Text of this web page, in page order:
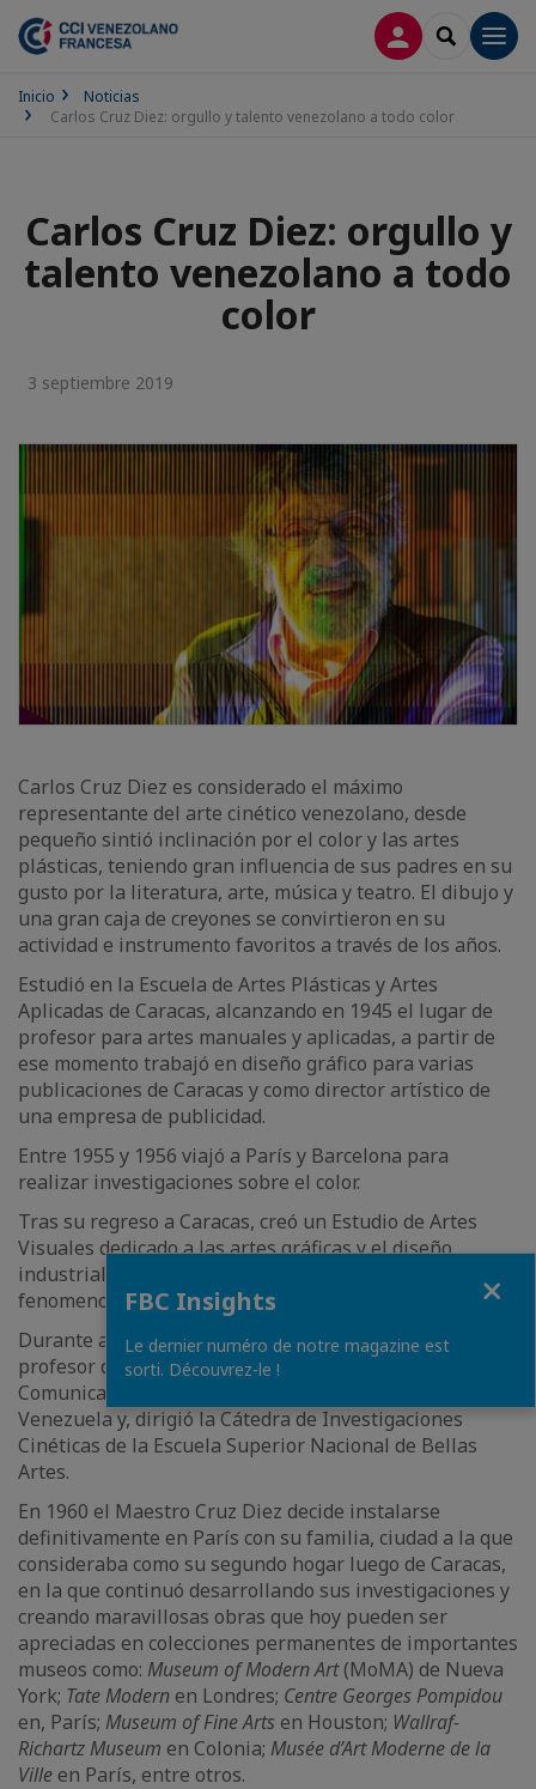
CONECTARSE
SEARCH
Inicio
Noticias
Carlos Cruz Diez: orgullo y talento venezolano a todo color
Carlos Cruz Diez: orgullo y
talento venezolano a todo
color
3 septiembre 2019
Carlos Cruz Diez es considerado el máximo
representante del arte cinético venezolano, desde
pequeño sintió inclinación por el color y las artes
plásticas, teniendo gran influencia de sus padres en su
gusto por la literatura, arte, música y teatro. El dibujo y
una gran caja de creyones se convirtieron en su
actividad e instrumento favoritos a través de los años.
Estudió en la Escuela de Artes Plásticas y Artes
Aplicadas de Caracas, alcanzando en 1945 el lugar de
profesor para artes manuales y aplicadas, a partir de
ese momento trabajó en diseño gráfico para varias
publicaciones de Caracas y como director artístico de
una empresa de publicidad.
Entre 1955 y 1956 viajó a París y Barcelona para
realizar investigaciones sobre el color.
Tras su regreso a Caracas, creó un Estudio de Artes
Visuales dedicado a las artes gráficas y el diseño
industrial, y prosiguió sus investigaciones sobre la
fenomenología del color.
Durante algún tiempo, el Maestro Cruz Diez fue
profesor de Artes Plásticas en la Escuela de
Comunicación Social de la Universidad Central de
Venezuela y, dirigió la Cátedra de Investigaciones
Cinéticas de la Escuela Superior Nacional de Bellas
Artes.
En 1960 el Maestro Cruz Diez decide instalarse
definitivamente en París con su familia, ciudad a la que
consideraba como su segundo hogar luego de Caracas,
en la que continuó desarrollando sus investigaciones y
creando maravillosas obras que hoy pueden ser
apreciadas en colecciones permanentes de importantes
museos como: Museum of Modern Art(MoMA) de Nueva
York;​ Tate Modern en Londres; Centre Georges Pompidou
en, París;​ Museum of Fine Arts en Houston;​ Wallraf-
Richartz Museum en Colonia; Musée d’Art Moderne de la
Ville en París, entre otros.
FBC Insights
Le dernier numéro de notre magazine est
sorti. Découvrez-le !